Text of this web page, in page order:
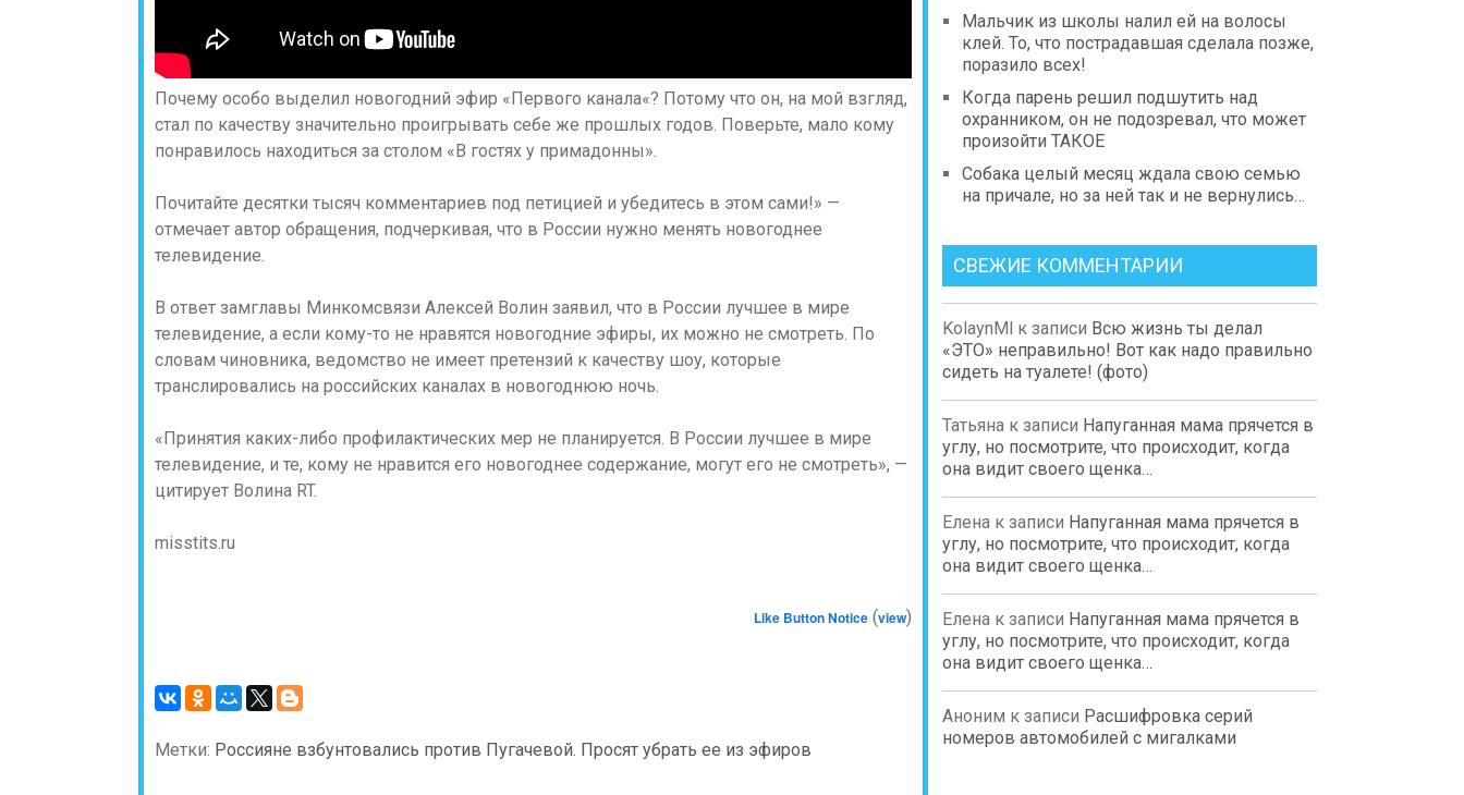
Почему особо выделил новогодний эфир «Первого канала«? Потому что он, на мой взгляд,
стал по качеству значительно проигрывать себе же прошлых годов. Поверьте, мало кому
понравилось находиться за столом «В гостях у примадонны».
Почитайте десятки тысяч комментариев под петицией и убедитесь в этом сами!» —
отмечает автор обращения, подчеркивая, что в России нужно менять новогоднее
телевидение.
В ответ замглавы Минкомсвязи Алексей Волин заявил, что в России лучшее в мире
телевидение, а если кому-то не нравятся новогодние эфиры, их можно не смотреть. По
словам чиновника, ведомство не имеет претензий к качеству шоу, которые
транслировались на российских каналах в новогоднюю ночь.
«Принятия каких-либо профилактических мер не планируется. В России лучшее в мире
телевидение, и те, кому не нравится его новогоднее содержание, могут его не смотреть», —
цитирует Волина RT.
misstits.ru
Like Button Notice (view)
Метки: Россияне взбунтовались против Пугачевой. Просят убрать ее из эфиров
Мальчик из школы налил ей на волосы
клей. То, что пострадавшая сделала позже,
поразило всех!
Когда парень решил подшутить над
охранником, он не подозревал, что может
произойти ТАКОЕ
Собака целый месяц ждала свою семью
на причале, но за ней так и не вернулись…
СВЕЖИЕ КОММЕНТАРИИ
KolaynMl к записи Всю жизнь ты делал
«ЭТО» неправильно! Вот как надо правильно
сидеть на туалете! (фото)
Татьяна к записи Напуганная мама прячется в
углу, но посмотрите, что происходит, когда
она видит своего щенка…
Елена к записи Напуганная мама прячется в
углу, но посмотрите, что происходит, когда
она видит своего щенка…
Елена к записи Напуганная мама прячется в
углу, но посмотрите, что происходит, когда
она видит своего щенка…
Аноним к записи Расшифровка серий
номеров автомобилей с мигалками